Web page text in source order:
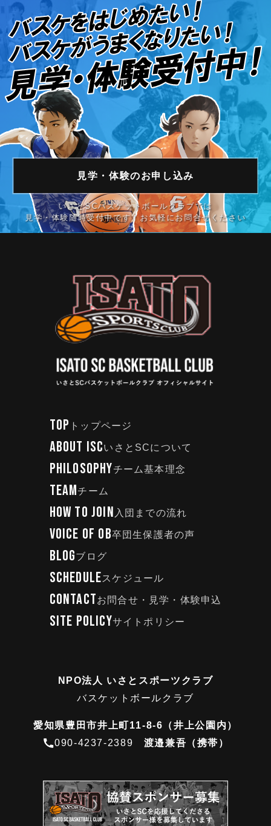
見学・体験のお申し込み
いさとSCバスケットボールクラブでは
見学・体験随時受付中です！お気軽にお問合せください
TOP トップページ
ABOUT ISCいさとSCについて
PHILOSOPHYチーム基本理念
TEAMチーム
HOW TO JOIN 入団までの流れ
VOICE OF OB卒団生保護者の声
BLOGブログ
SCHEDULEスケジュール
CONTACTお問合せ・見学・体験申込
SITE POLICYサイトポリシー
NPO法人 いさとスポーツクラブ
バスケットボールクラブ
愛知県豊田市井上町11-8-6（井上公園内）
090-4237-2389 渡邉兼吾（携帯）